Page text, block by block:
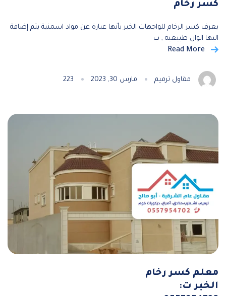
كسر رخام
يعرف كسر الرخام للواجهات الخبر بأنها عبارة عن مواد اسمنية يتم إضافة
اليها الوان طبيعية , ب
Read More
مقاول ترميم مارس 30, 2023 223
معلم كسر رخام
الخبر ت: